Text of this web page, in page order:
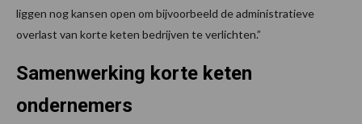
liggen nog kansen open om bijvoorbeeld de administratieve
overlast van korte keten bedrijven te verlichten.”
Samenwerking korte keten
ondernemers